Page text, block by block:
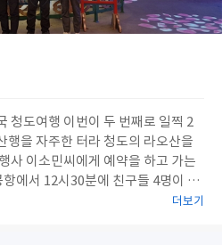
행을 자주한 터라 청도의 라오산을
사 이소민씨에게 예약을 하고 가는
알린다. 점심을 공항에서 먹고 중국
더보기